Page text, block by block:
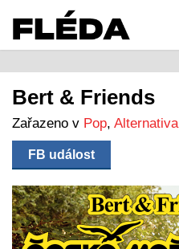
Bert & Friends
Zařazeno v Pop, Alternativa
FB událost